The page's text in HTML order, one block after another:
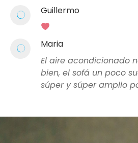
Guillermo
Maria
El aire acondicionado
bien, el sofá un poco
súper y súper amplio